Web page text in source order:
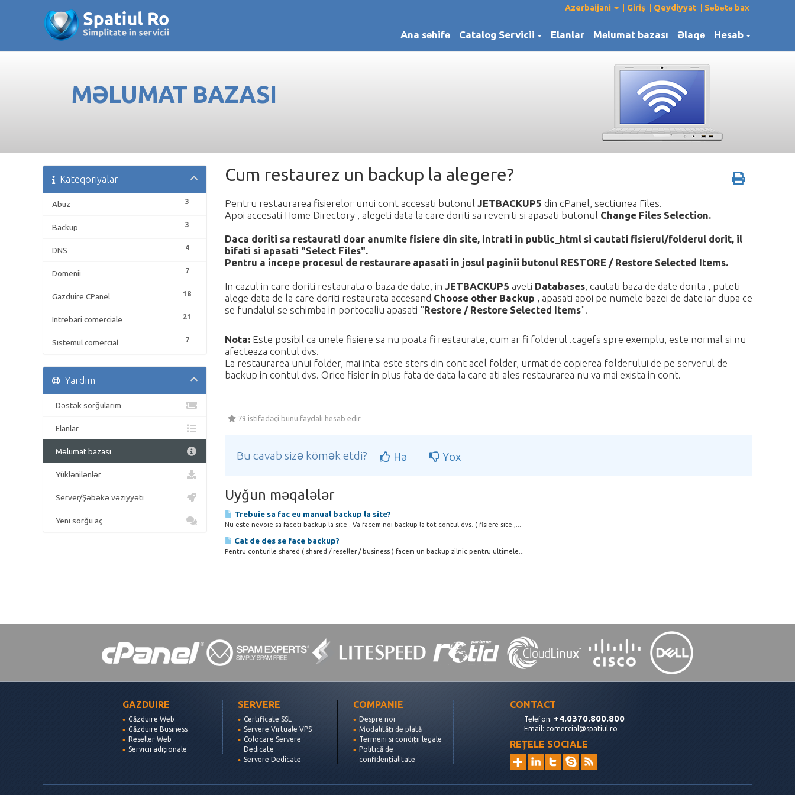
Azerbaijani Giriş Qeydiyyat Səbətə bax
Ana səhifə Catalog Servicii Elanlar Məlumat bazası Əlaqə Hesab
MƏLUMAT BAZASI
Kateqoriyalar
3
Abuz
3
Backup
4
DNS
7
Domenii
18
Gazduire CPanel
21
Intrebari comerciale
7
Sistemul comercial
Cum restaurez un backup la alegere?
Pentru restaurarea fisierelor unui cont accesati butonul JETBACKUP5 din cPanel, sectiunea Files.
Apoi accesati Home Directory , alegeti data la care doriti sa reveniti si apasati butonul Change Files Selection.
Daca doriti sa restaurati doar anumite fisiere din site, intrati in public_html si cautati fisierul/folderul dorit, il
bifati si apasati "Select Files".
Pentru a incepe procesul de restaurare apasati in josul paginii butonul RESTORE / Restore Selected Items.
In cazul in care doriti restaurata o baza de date, in JETBACKUP5 aveti Databases, cautati baza de date dorita , puteti
alege data de la care doriti restaurata accesand Choose other Backup , apasati apoi pe numele bazei de date iar dupa ce
se fundalul se schimba in portocaliu apasati "Restore / Restore Selected Items".
Nota:Este posibil ca unele fisiere sa nu poata fi restaurate, cum ar fi folderul .cagefs spre exemplu, este normal si nu
afecteaza contul dvs.
La restaurarea unui folder, mai intai este sters din cont acel folder, urmat de copierea folderului de pe serverul de
backup in contul dvs. Orice fisier in plus fata de data la care ati ales restaurarea nu va mai exista in cont.
79 istifadəçi bunu faydalı hesab edir
Bu cavab sizə kömək etdi? Hə Yox
Uyğun məqalələr
Trebuie sa fac eu manual backup la site?
Nu este nevoie sa faceti backup la site . Va facem noi backup la tot contul dvs. ( fisiere site ,...
Cat de des se face backup?
Pentru conturile shared ( shared / reseller / business ) facem un backup zilnic pentru ultimele...
Yardım
Dəstək sorğularım
Elanlar
Məlumat bazası
Yüklənilənlər
Server/Şəbəkə vəziyyəti
Yeni sorğu aç
GAZDUIRE
Găzduire Web
Găzduire Business
Reseller Web
Servicii adiționale
SERVERE
Certificate SSL
Servere Virtuale VPS
Colocare Servere
Dedicate
Servere Dedicate
COMPANIE
Despre noi
Modalități de plată
Termeni si condiții legale
Politică de
confidențialitate
CONTACT
Telefon: +4.0370.800.800
Email: comercial@spatiul.ro
REȚELE SOCIALE